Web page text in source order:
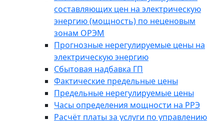
составляющих цен на электрическую
энергию (мощность) по неценовым
зонам ОРЭМ
Прогнозные нерегулируемые цены на
электрическую энергию
Сбытовая надбавка ГП
Фактические предельные цены
Предельные нерегулируемые цены
Часы определения мощности на РРЭ
Расчёт платы за услуги по управлению